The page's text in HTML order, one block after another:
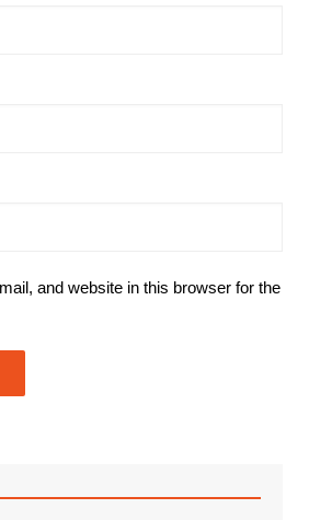
and website in this browser for the